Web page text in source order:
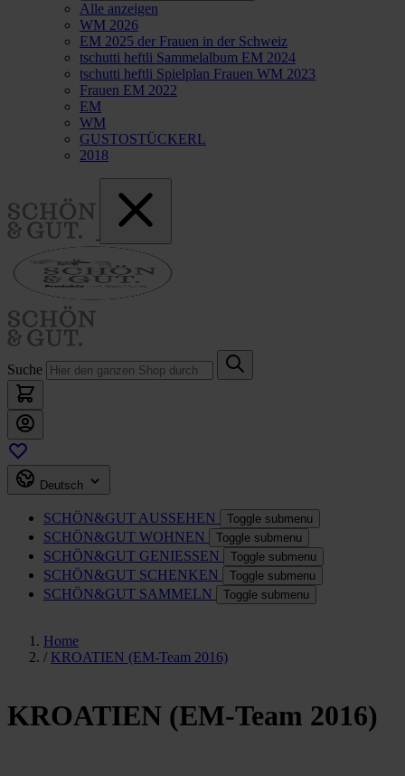
Alle anzeigen
WM 2026
EM 2025 der Frauen in der Schweiz
tschutti heftli Sammelalbum EM 2024
tschutti heftli Spielplan Frauen WM 2023
Frauen EM 2022
EM
WM
GUSTOSTÜCKERL
2018
Suche
Deutsch
SCHÖN&GUT AUSSEHEN Toggle submenu
SCHÖN&GUT WOHNEN Toggle submenu
SCHÖN&GUT GENIESSEN Toggle submenu
SCHÖN&GUT SCHENKEN Toggle submenu
SCHÖN&GUT SAMMELN Toggle submenu
Home
/ KROATIEN (EM-Team 2016)
KROATIEN (EM-Team 2016)